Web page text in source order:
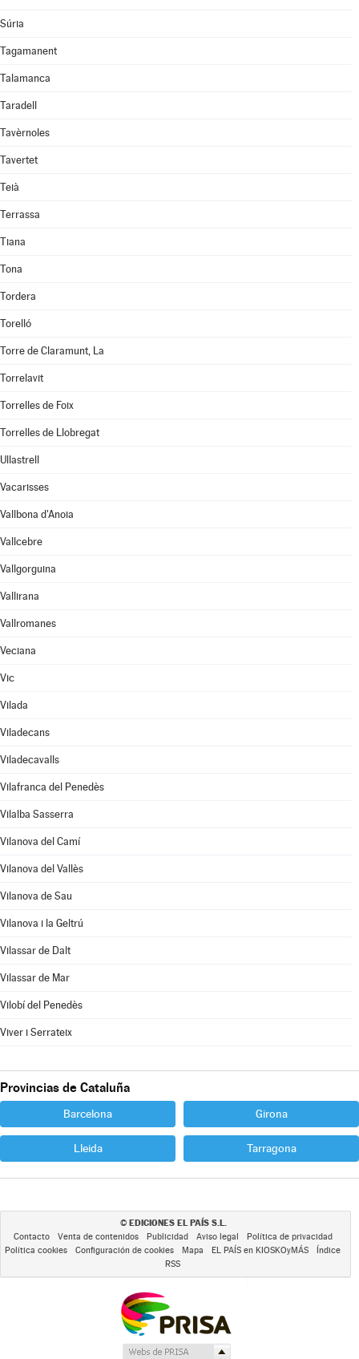
Súria
Tagamanent
Talamanca
Taradell
Tavèrnoles
Tavertet
Teià
Terrassa
Tiana
Tona
Tordera
Torelló
Torre de Claramunt, La
Torrelavit
Torrelles de Foix
Torrelles de Llobregat
Ullastrell
Vacarisses
Vallbona d'Anoia
Vallcebre
Vallgorguina
Vallirana
Vallromanes
Veciana
Vic
Vilada
Viladecans
Viladecavalls
Vilafranca del Penedès
Vilalba Sasserra
Vilanova del Camí
Vilanova del Vallès
Vilanova de Sau
Vilanova i la Geltrú
Vilassar de Dalt
Vilassar de Mar
Vilobí del Penedès
Viver i Serrateix
Provincias de Cataluña
Barcelona Girona
Lleida Tarragona
© EDICIONES EL PAÍS S.L.
Contacto Venta de contenidos Publicidad Aviso legal
Política de privacidad
Política cookies
Configuración de cookies Mapa EL PAÍS en KIOSKOyMÁS
Índice
RSS